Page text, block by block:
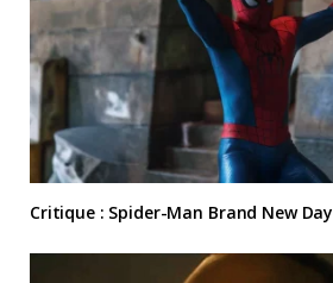
Critique : Spider-Man Brand New Day